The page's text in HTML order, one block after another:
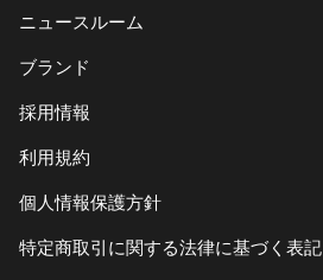
ニュースルーム
ブランド
採用情報
利用規約
個人情報保護方針
特定商取引に関する法律に基づく表記